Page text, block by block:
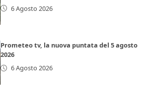
6 Agosto 2026
Prometeo tv, la nuova puntata del 5 agosto
2026
6 Agosto 2026